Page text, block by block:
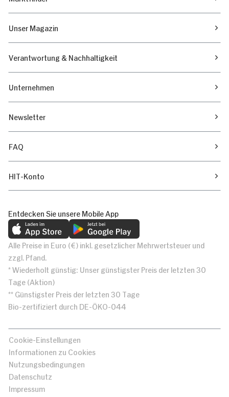
Unser Magazin
Verantwortung & Nachhaltigkeit
Unternehmen
Newsletter
FAQ
HIT-Konto
Entdecken Sie unsere Mobile App
Alle Preise in Euro (€) inkl. gesetzlicher Mehrwertsteuer und
zzgl. Pfand.
* Wiederholt günstig: Unser günstigster Preis der letzten 30
Tage (Aktion)
** Günstigster Preis der letzten 30 Tage
Bio-zertifiziert durch DE-ÖKO-044
Cookie-Einstellungen
Informationen zu Cookies
Nutzungsbedingungen
Datenschutz
Impressum